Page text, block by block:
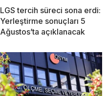
LGS tercih süreci sona erdi:
Yerleştirme sonuçları 5
Ağustos’ta açıklanacak